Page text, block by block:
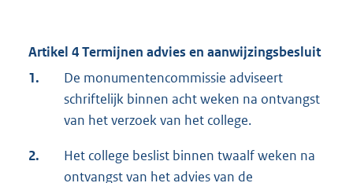
Artikel 4 Termijnen advies en aanwijzingsbesluit
1.
De monumentencommissie adviseert
schriftelijk binnen acht weken na ontvangst
van het verzoek van het college.
2.
Het college beslist binnen twaalf weken na
ontvangst van het advies van de